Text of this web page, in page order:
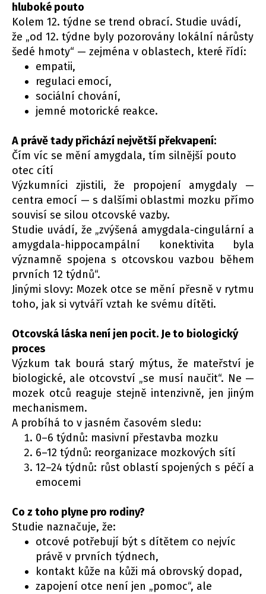
hluboké pouto
Kolem 12. týdne se trend obrací. Studie uvádí,
že „od 12. týdne byly pozorovány lokální nárůsty
šedé hmoty“ — zejména v oblastech, které řídí:
empatii,
regulaci emocí,
sociální chování,
jemné motorické reakce.
A právě tady přichází největší překvapení:
Čím víc se mění amygdala, tím silnější pouto
otec cítí
Výzkumníci zjistili, že propojení amygdaly —
centra emocí — s dalšími oblastmi mozku přímo
souvisí se silou otcovské vazby.
Studie uvádí, že „zvýšená amygdala-cingulární a
amygdala-hippocampální konektivita byla
významně spojena s otcovskou vazbou během
prvních 12 týdnů“.
Jinými slovy: Mozek otce se mění přesně v rytmu
toho, jak si vytváří vztah ke svému dítěti.
Otcovská láska není jen pocit. Je to biologický
proces
Výzkum tak bourá starý mýtus, že mateřství je
biologické, ale otcovství „se musí naučit“. Ne —
mozek otců reaguje stejně intenzivně, jen jiným
mechanismem.
A probíhá to v jasném časovém sledu:
0–6 týdnů: masivní přestavba mozku
6–12 týdnů: reorganizace mozkových sítí
12–24 týdnů: růst oblastí spojených s péčí a
emocemi
Co z toho plyne pro rodiny?
Studie naznačuje, že:
otcové potřebují být s dítětem co nejvíc
právě v prvních týdnech,
kontakt kůže na kůži má obrovský dopad,
zapojení otce není jen „pomoc“, ale